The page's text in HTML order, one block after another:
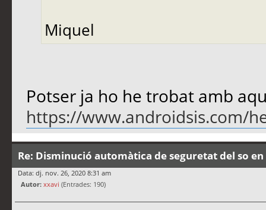
Miquel
Potser ja ho he trobat amb
https://www.androidsis.com/
Re: Disminució automàtica de seguretat del so
Data: dj. nov. 26, 2020 8:31 am
Autor: xxavi (Entrades: 190)